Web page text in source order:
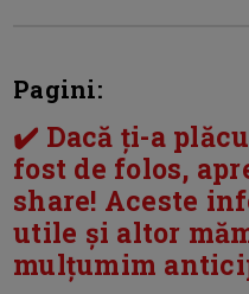
Pagini:
✔️ Dacă ți-a
fost de folos,
share! Aceste
utile și altor
mulțumim